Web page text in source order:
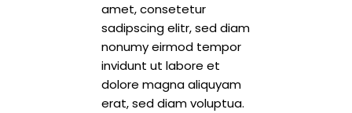
amet, consetetur
sadipscing elitr, sed diam
nonumy eirmod tempor
invidunt ut labore et
dolore magna aliquyam
erat, sed diam voluptua.